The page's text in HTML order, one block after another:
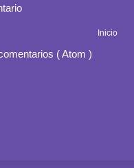
Inicio
( Atom )